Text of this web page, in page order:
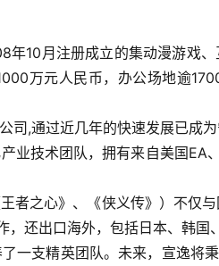
10月注册成立的集动漫游戏
万元人民币，办公场地逾
司,通过近几年的快速发展已成
业技术团队，拥有来自美国EA
者之心》、《侠义传》）不仅
还出口海外，包括日本、韩国
一支精英团队。未来，宣逸将